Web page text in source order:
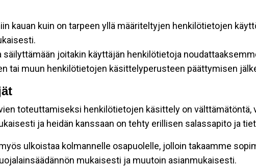
kauan kuin on tarpeen yllä määriteltyjen henkilötietojen
joitakin käyttäjän henkilötietoja
tai muun henkilötietojen käsittelyperusteen päättymisen
toteuttamiseksi henkilötietojen käsittely on välttämätöntä,
ja heidän kanssaan on tehty erillisen salassapito ja
ulkoistaa kolmannelle osapuolelle, jolloin takaamme
mukaisesti ja muutoin asianmukaisesti.